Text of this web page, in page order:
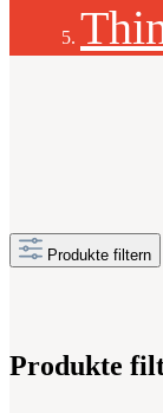
Produkte filtern
Produkte